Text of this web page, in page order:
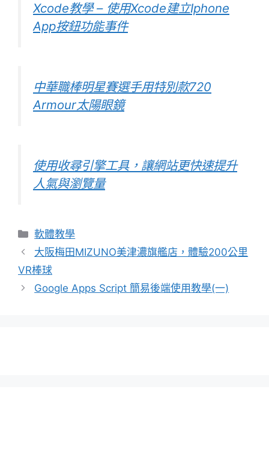
Xcode教學 – 使用Xcode建立Iphone
App按鈕功能事件
中華職棒明星賽選手用特別款720
Armour太陽眼鏡
使用收尋引擎工具，讓網站更快速提升
人氣與瀏覽量
分
類
軟體教學
大阪梅田MIZUNO美津濃旗艦店，體驗200公里
VR棒球
Google Apps Script 簡易後端使用教學(一)